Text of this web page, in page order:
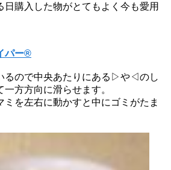
日購入した物がとてもよく今も愛用
パー®
るので中央あたりにある▷や◁のし
方方向に滑らせます。
ミを左右に動かすと中にゴミがたま